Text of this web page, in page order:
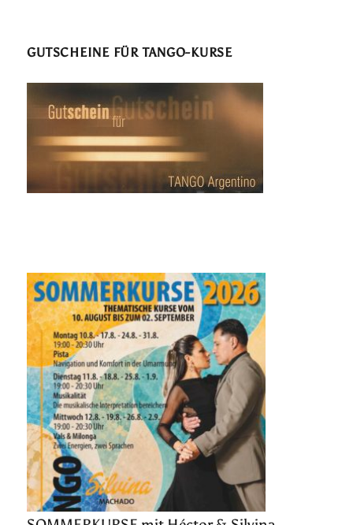
GUTSCHEINE FÜR TANGO-KURSE